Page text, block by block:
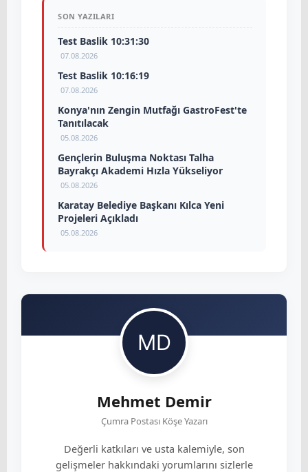
SON YAZILARI
Test Baslik 10:31:30
07.08.2026
Test Baslik 10:16:19
07.08.2026
Konya'nın Zengin Mutfağı GastroFest'te
Tanıtılacak
05.08.2026
Gençlerin Buluşma Noktası Talha
Bayrakçı Akademi Hızla Yükseliyor
05.08.2026
Karatay Belediye Başkanı Kılca Yeni
Projeleri Açıkladı
05.08.2026
Mehmet Demir
Çumra Postası Köşe Yazarı
Değerli katkıları ve usta kalemiyle, son
gelişmeler hakkındaki yorumlarını sizlerle